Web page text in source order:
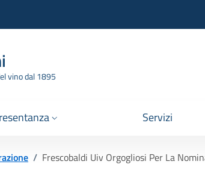
vino dal 1895
Servizi
/ Frescobaldi Uiv Orgogliosi Per La